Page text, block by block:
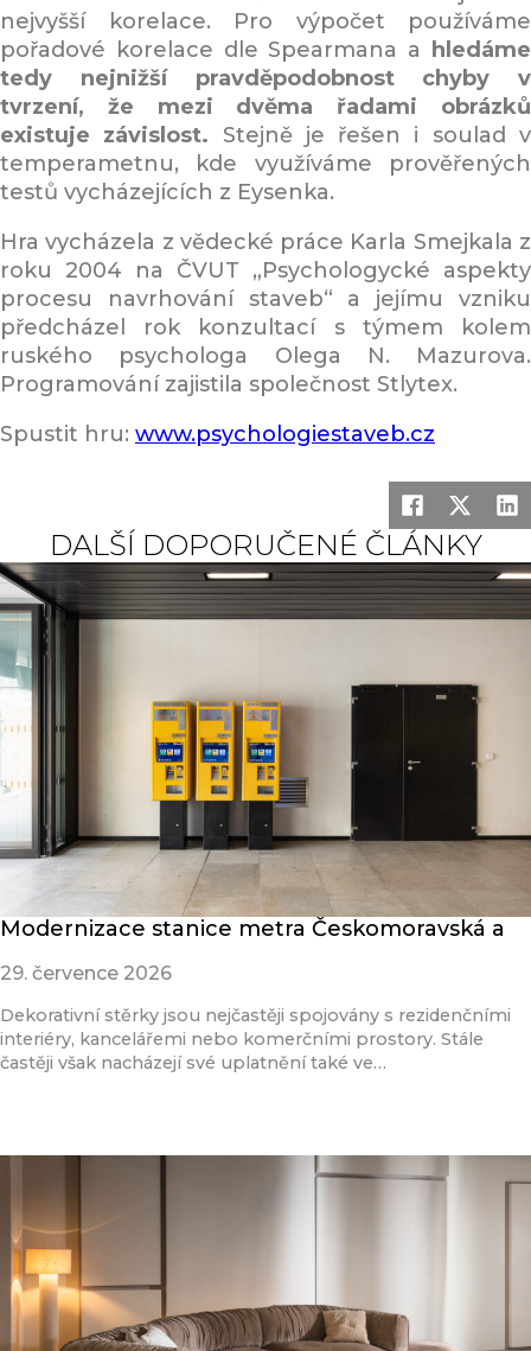
nejvyšší korelace. Pro výpočet používáme
pořadové korelace dle Spearmana a
hledáme
tedy nejnižší pravděpodobnost chyby v
tvrzení, že mezi dvěma řadami obrázků
existuje závislost. Stejně je řešen i soulad v
temperametnu, kde využíváme prověřených
testů vycházejících z Eysenka.
Hra vycházela z vědecké práce Karla Smejkala z
roku 2004 na ČVUT „Psychologycké aspekty
procesu navrhování staveb“ a jejímu vzniku
předcházel rok konzultací s týmem kolem
ruského psychologa Olega N. Mazurova.
Programování zajistila společnost Stlytex.
Spustit hru: www.psychologiestaveb.cz
DALŠÍ DOPORUČENÉ ČLÁNKY
Modernizace stanice metra Českomoravská a
29. července 2026
Dekorativní stěrky jsou nejčastěji spojovány s rezidenčními
interiéry, kancelářemi nebo komerčními prostory. Stále
častěji však nacházejí své uplatnění také ve…